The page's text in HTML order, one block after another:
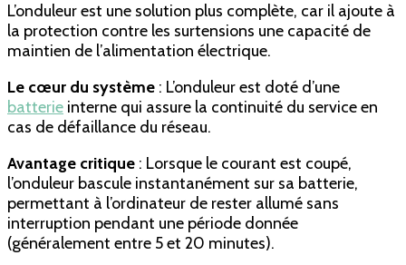
L’onduleur est une solution plus complète, car il ajoute à
la protection contre les surtensions une capacité de
maintien de l’alimentation électrique.
Le cœur du système : L’onduleur est doté d’une
batterie interne qui assure la continuité du service en
cas de défaillance du réseau.
Avantage critique : Lorsque le courant est coupé,
l’onduleur bascule instantanément sur sa batterie,
permettant à l’ordinateur de rester allumé sans
interruption pendant une période donnée
(généralement entre 5 et 20 minutes).